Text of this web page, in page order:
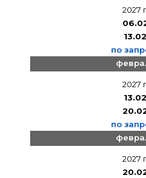
2027
13.02
по
2027
13.02
по
2027